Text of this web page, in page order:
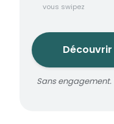
vous swipez
Sans